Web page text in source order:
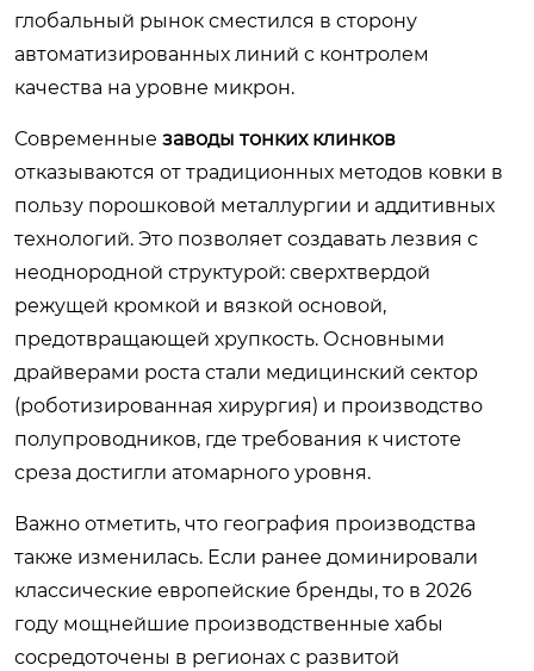
глобальный рынок сместился в сторону
автоматизированных линий с контролем
качества на уровне микрон.
Современные заводы тонких клинков
отказываются от традиционных методов ковки в
пользу порошковой металлургии и аддитивных
технологий. Это позволяет создавать лезвия с
неоднородной структурой: сверхтвердой
режущей кромкой и вязкой основой,
предотвращающей хрупкость. Основными
драйверами роста стали медицинский сектор
(роботизированная хирургия) и производство
полупроводников, где требования к чистоте
среза достигли атомарного уровня.
Важно отметить, что география производства
также изменилась. Если ранее доминировали
классические европейские бренды, то в 2026
году мощнейшие производственные хабы
сосредоточены в регионах с развитой